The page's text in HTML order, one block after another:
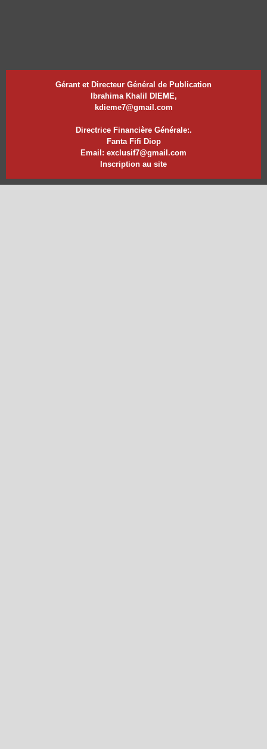
Gérant et Directeur Général de Publication
Ibrahima Khalil DIEME,
kdieme7@gmail.com
Directrice Financière Générale:.
Fanta Fifi Diop
Email: exclusif7@gmail.com
Inscription au site